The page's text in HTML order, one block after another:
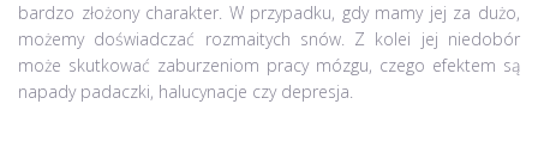
bardzo złożony charakter. W przypadku, gdy mamy jej za dużo,
możemy doświadczać rozmaitych snów. Z kolei jej niedobór
może skutkować zaburzeniom pracy mózgu, czego efektem są
napady padaczki, halucynacje czy depresja.